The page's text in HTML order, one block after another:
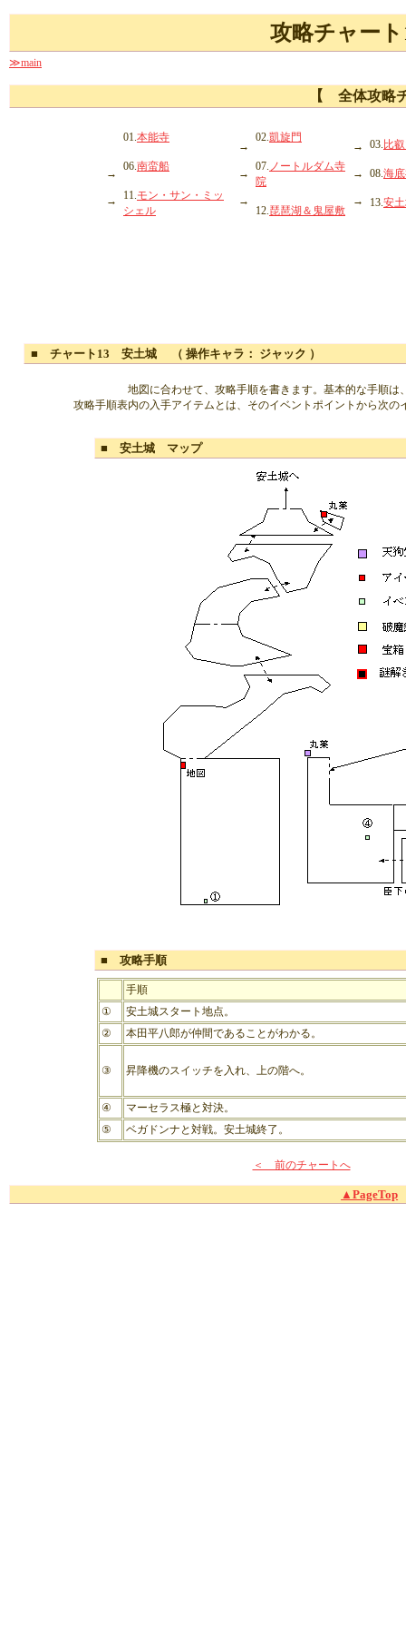
攻略チャ
≫main
【 全体攻略
→
→
01.本能寺
06.南蛮船
11.モン・サン・ミッ
シェル
→
→
→
02.凱旋門
07. ノートルダム寺
院
12.琵琶湖＆鬼屋敷
→
→
→
03. 比
08.海
13.安
■ チャート13 安土城 （ 操作キャラ： ジャック ）
地図に合わせて、攻略手順を書きます。基本的な手順
攻略手順表内の入手アイテムとは、そのイベントポイントから次
■ 安土城 マップ
■ 攻略手順
手順
①
安土城スタート地点。
②
本田平八郎が仲間であることがわかる。
③ 昇降機のスイッチを入れ、上の階へ。
④
マーセラス極と対決。
⑤
ベガドンナと対戦。安土城終了。
＜ 前のチャートへ
▲PageTop